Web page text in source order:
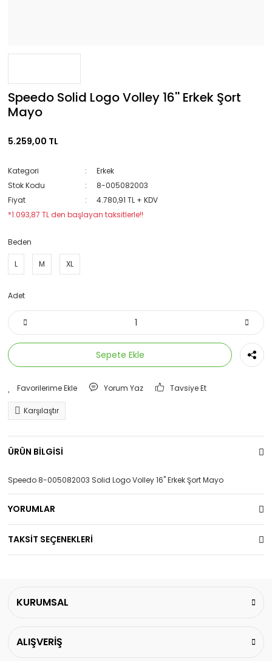
Speedo Solid Logo Volley 16'' Erkek Şort
Mayo
5.259,00 TL
Kategori
Erkek
Stok Kodu
8-005082003
Fiyat
4.780,91 TL + KDV
*1.093,87 TL den başlayan taksitlerle!!
Beden
L M XL
Adet
Sepete Ekle
Yorum Yaz Tavsiye Et
Karşılaştır
ÜRÜN BİLGİSİ
Speedo 8-005082003 Solid Logo Volley 16'' Erkek Şort Mayo
YORUMLAR
TAKSİT SEÇENEKLERİ
KURUMSAL
ALIŞVERİŞ